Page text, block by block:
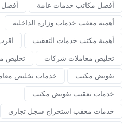
أفضل مكاتب خدمات عامة
أهمية معقب خدمات وزارة الداخلية
أهمية مكتب خدمات التعقيب
تخليص معاملات شركات
تخليص
تفويض مكتب
خدمات تخليص
خدمات تعقيب تفويض مكتب
خدمات معقب استخراج سجل تجاري